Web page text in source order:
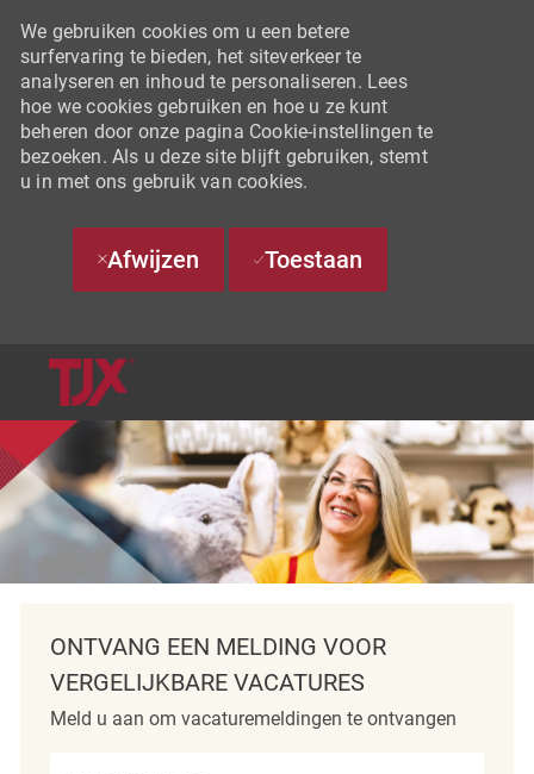
We gebruiken cookies om u een betere
surfervaring te bieden, het siteverkeer te
analyseren en inhoud te personaliseren. Lees
hoe we cookies gebruiken en hoe u ze kunt
beheren door onze pagina Cookie-instellingen te
bezoeken. Als u deze site blijft gebruiken, stemt
u in met ons gebruik van cookies.
Afwijzen Toestaan
ONTVANG EEN MELDING VOOR
VERGELIJKBARE VACATURES
Meld u aan om vacaturemeldingen te ontvangen